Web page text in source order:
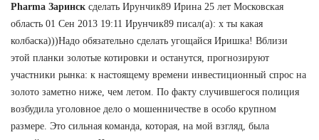
Pharma Заринск сделать Ирунчик89 Ирина 25 лет Московская
область 01 Сен 2013 19:11 Ирунчик89 писал(а): х ты какая
колбаска)))Надо обязательно сделать угощайся Иришка! Вблизи
этой планки золотые котировки и останутся, прогнозируют
участники рынка: к настоящему времени инвестиционный спрос на
золото заметно ниже, чем летом. По факту случившегося полиция
возбудила уголовное дело о мошенничестве в особо крупном
размере. Это сильная команда, которая, на мой взгляд, была